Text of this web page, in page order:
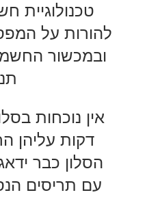
טכנולוגיית
להורות על
ובמכשור
אין נוכחות
דקות עליהן
הסלון כבר
עם תריסים